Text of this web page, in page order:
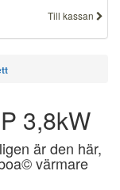
Till kassan
3,8kW
är den här,
värmare